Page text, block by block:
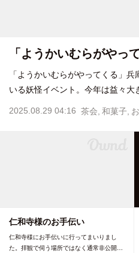
「ようかいむらがやっ
「ようかいむらがやってくる」
いる妖怪イベント。今年は益々
2025.08.29 04:16 茶会 和菓子
仁和寺様のお手伝い
仁和寺様にお手伝いに行ってまいりまし
た。拝観で伺う場所ではなく通常非公開…